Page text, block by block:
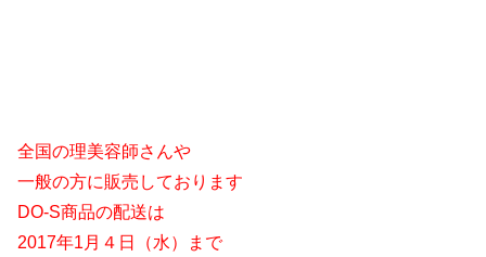
全国の理美容師さんや
一般の方に販売しております
DO-S商品の配送は
2017年1月４日（水）まで